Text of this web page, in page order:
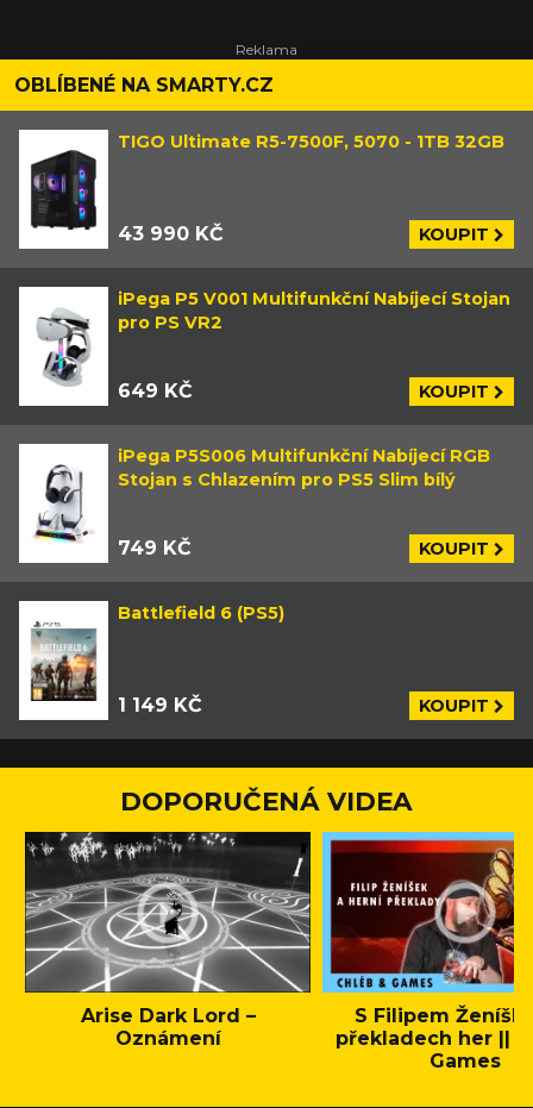
OBLÍBENÉ NA SMARTY.CZ
TIGO Ultimate R5-7500F, 5070 - 1TB 32GB
43 990 KČ KOUPIT
iPega P5 V001 Multifunkční Nabíjecí Stojan
pro PS VR2
649 KČ KOUPIT
iPega P5S006 Multifunkční Nabíjecí RGB
Stojan s Chlazením pro PS5 Slim bílý
749 KČ KOUPIT
Battlefield 6 (PS5)
1 149 KČ KOUPIT
DOPORUČENÁ VIDEA
Arise Dark Lord –
Oznámení
S Filipem
překladech her ||
Games